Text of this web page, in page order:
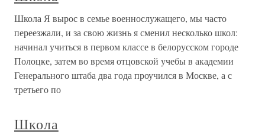
Школа Я вырос в семье военнослужащего, мы часто
переезжали, и за свою жизнь я сменил несколько школ:
начинал учиться в первом классе в белорусском городе
Полоцке, затем во время отцовской учебы в академии
Генерального штаба два года проучился в Москве, а с
третьего по
Школа